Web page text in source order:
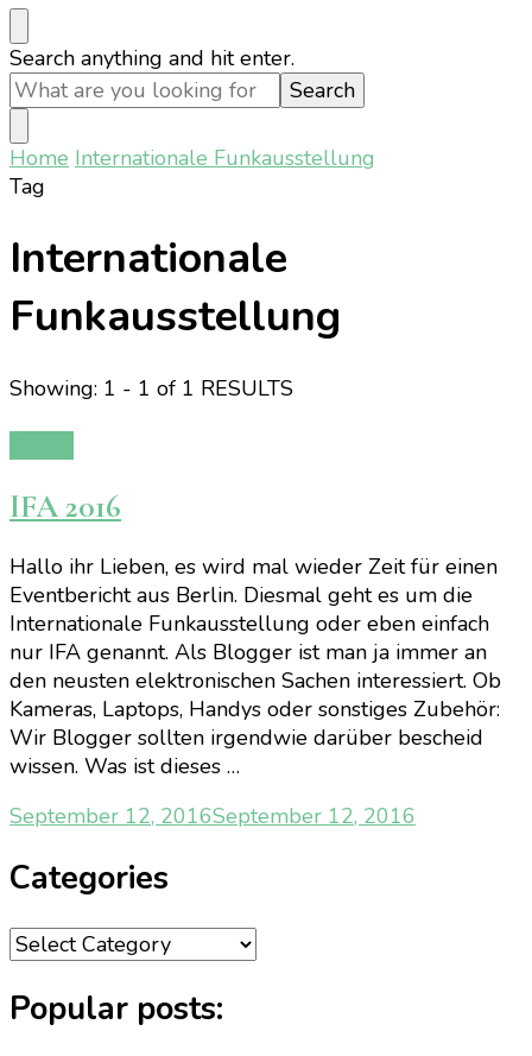
Looking
for
Something?
Search anything and hit enter.
Home Internationale Funkausstellung
Tag
Internationale
Funkausstellung
Showing: 1 - 1 of 1 RESULTS
IFA 2016
Hallo ihr Lieben, es wird mal wieder Zeit für einen
Eventbericht aus Berlin. Diesmal geht es um die
Internationale Funkausstellung oder eben einfach
nur IFA genannt. Als Blogger ist man ja immer an
den neusten elektronischen Sachen interessiert. Ob
Kameras, Laptops, Handys oder sonstiges Zubehör:
Wir Blogger sollten irgendwie darüber bescheid
wissen. Was ist dieses …
September 12, 2016September 12, 2016
Categories
Categories
Popular posts: